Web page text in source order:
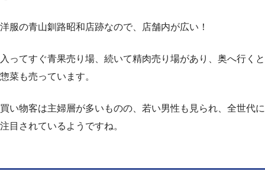
洋服の青山釧路昭和店跡なので、店舗内が広い！
入ってすぐ青果売り場、続いて精肉売り場があり、奥へ行くと
惣菜も売っています。
買い物客は主婦層が多いものの、若い男性も見られ、全世代に
注目されているようですね。